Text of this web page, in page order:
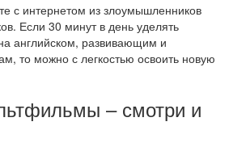
с интернетом из злоумышленников
Если 30 минут в день уделять
английском, развивающим и
то можно с легкостью освоить новую
– смотри и